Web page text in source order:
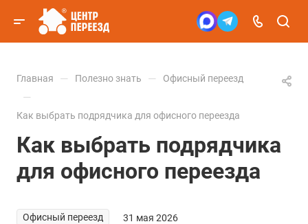
Главная — Полезно знать — Офисный переезд
—
Как выбрать подрядчика для офисного переезда
Как выбрать подрядчика
для офисного переезда
Офисный переезд 31 мая 2026